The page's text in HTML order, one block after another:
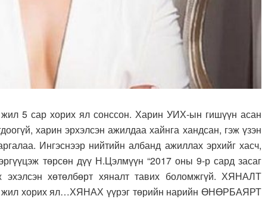
5 сар хорих ял сонссон. Харин УИХ-ын гишүүн асан
харин эрхэлсэн ажилдаа хайнга хандсан, гэж үзэн
Ингэснээр нийтийн албанд ажиллах эрхийг хасч,
төрсөн дүү Н.Цэлмүүн “2017 оны 9-р сард засаг
эхэлсэн хөтөлбөрт хяналт тавих боломжгүй. ХЯНАЛТ
хорих ял…ХЯНАХ үүрэг төрийн нарийн ӨНӨРБАЯРТ